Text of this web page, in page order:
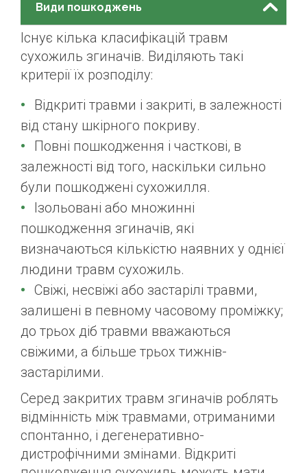
Види пошкоджень
Існує кілька класифікацій травм
сухожиль згиначів. Виділяють такі
критерії їх розподілу:
Відкриті травми і закриті, в залежності
від стану шкірного покриву.
Повні пошкодження і часткові, в
залежності від того, наскільки сильно
були пошкоджені сухожилля.
Ізольовані або множинні
пошкодження згиначів, які
визначаються кількістю наявних у однієї
людини травм сухожиль.
Свіжі, несвіжі або застарілі травми,
залишені в певному часовому проміжку;
до трьох діб травми вважаються
свіжими, а більше трьох тижнів-
застарілими.
Серед закритих травм згиначів роблять
відмінність між травмами, отриманими
спонтанно, і дегенеративно-
дистрофічними змінами. Відкриті